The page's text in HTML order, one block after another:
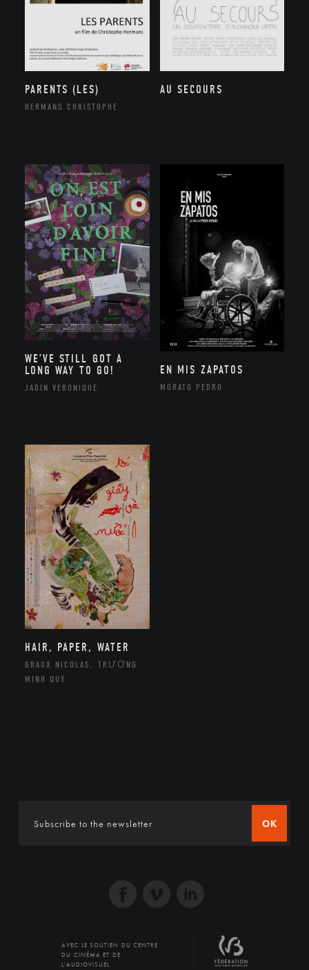
PARENTS (LES)
HERMANS CHRISTOPHE
AU SECOURS
WE’VE STILL GOT A
LONG WAY TO GO!
JADIN VÉRONIQUE
EN MIS ZAPATOS
MORATO PEDRO
HAIR, PAPER, WATER
GRAUX NICOLAS, TRƯƠNG
MINH QUÝ
OK
AVEC LE SOUTIEN DU CENTRE
DU CINÉMA ET DE
L'AUDIOVISUEL